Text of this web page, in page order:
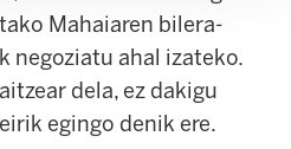
Mahaiaren bilera-
negoziatu ahal izateko.
dela, ez dakigu
egingo denik ere.